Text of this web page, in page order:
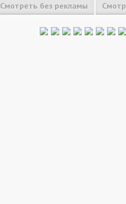
Смотреть без рекламы